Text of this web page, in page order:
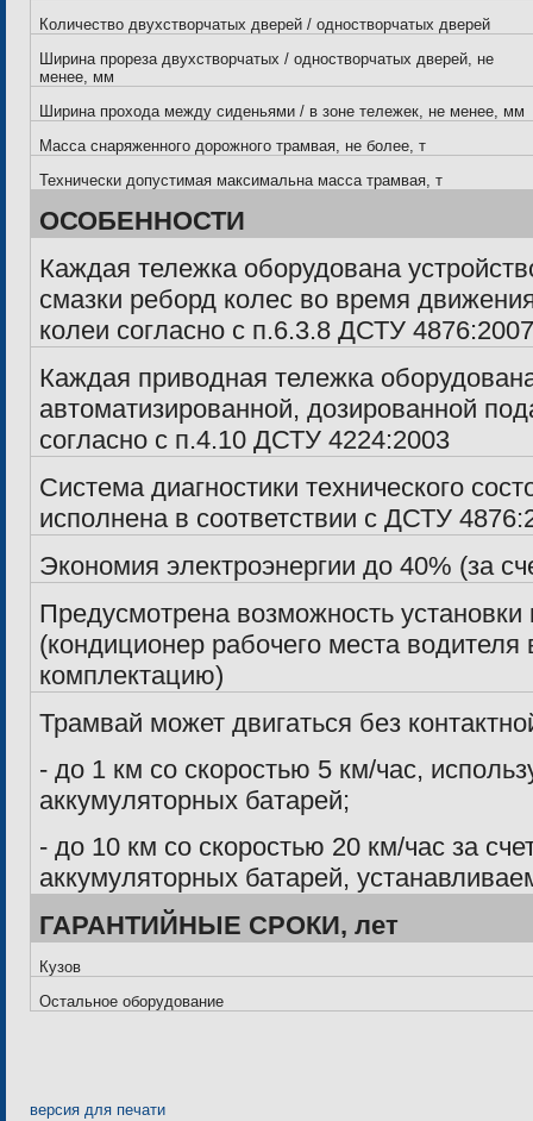
Количество двухстворчатых дверей / одностворчатых дверей
Ширина прореза двухстворчатых / одностворчатых дверей, не
менее, мм
Ширина прохода между сиденьями / в зоне тележек, не менее, мм
Масса снаряженного дорожного трамвая, не более, т
Технически допустимая максимальна масса трамвая, т
ОСОБЕННОСТИ
Каждая тележка оборудована
смазки реборд колес во время
колеи согласно с п.6.3.8 ДСТУ
Каждая приводная тележка
автоматизированной, дозированной
согласно с п.4.10 ДСТУ 4224:2003
Система диагностики технического
исполнена в соответствии с ДСТУ
Экономия электроэнергии до 40% (за
Предусмотрена возможность
(кондиционер рабочего места водителя
комплектацию)
Трамвай может двигаться без
- до 1 км со скоростью 5 км/час,
аккумуляторных батарей;
- до 10 км со скоростью 20 км/час за
аккумуляторных батарей,
ГАРАНТИЙНЫЕ СРОКИ, лет
Кузов
Остальное оборудование
версия для печати